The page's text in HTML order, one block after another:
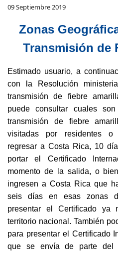
09 Septiembre 2019
Zonas
Transmisión de
Estimado usuario, a
con la Resolución
transmisión de fiebre
puede consultar cuales
transmisión de fiebre
visitadas por residentes o
regresar a Costa Rica, 10
portar el Certificado
momento de la salida, o
ingresen a Costa Rica que
seis días en esas zonas
presentar el Certificado ya
territorio nacional. También
para presentar el Certificado
que se envía de parte del